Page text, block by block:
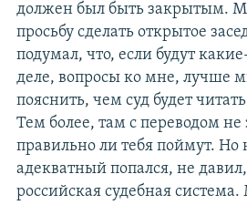
должен был быть закрытым.
просьбу сделать открытое
подумал, что, если будут
деле, вопросы ко мне, лучше
пояснить, чем суд будет
Тем более, там с переводом
правильно ли тебя поймут. Но
адекватный попался, не
российская судебная